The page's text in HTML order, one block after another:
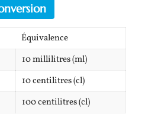
Équivalence
10 millilitres (ml)
10 centilitres (cl)
100 centilitres (cl)